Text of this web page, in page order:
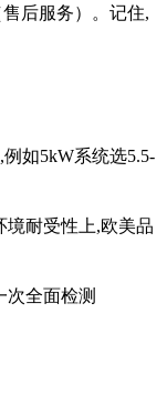
后服务）。记住,
如5kW系统选5.5-
境耐受性上,欧美品
次全面检测